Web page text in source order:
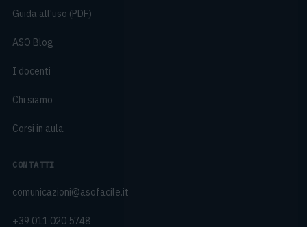
Guida all'uso (PDF)
ASO Blog
I docenti
Chi siamo
Corsi in aula
CONTATTI
comunicazioni@asofacile.it
+39 011 020 5748